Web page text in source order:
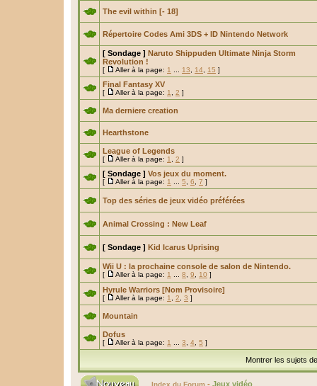
The evil within [- 18]
Répertoire Codes Ami 3DS + ID Nintendo Network
[ Sondage ] Naruto Shippuden Ultimate Ninja Storm
Revolution !
[ Aller à la page: 1 13 14 15 ]
Final Fantasy XV
[ Aller à la page: 1 2 ]
Ma derniere creation
Hearthstone
League of Legends
[ Aller à la page: 1 2 ]
[ Sondage ] Vos jeux du moment.
[ Aller à la page: 1 5 6 7 ]
Top des séries de jeux vidéo préférées
Animal Crossing : New Leaf
[ Sondage ] Kid Icarus Uprising
Wii U : la prochaine console de salon de Nintendo.
[ Aller à la page: 1 8 9 10 ]
Hyrule Warriors [Nom Provisoire]
[ Aller à la page: 1 2 3 ]
Mountain
Dofus
[ Aller à la page: 1 3 4 5 ]
Montrer les sujets
Index du Forum - Jeux vidéo